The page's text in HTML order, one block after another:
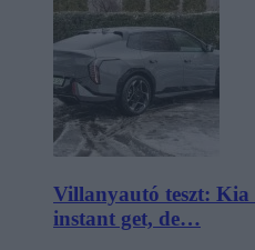
Villanyautó teszt: Kia
instant get, de…